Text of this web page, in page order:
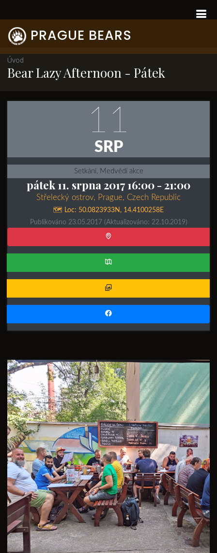
PRAGUE BEARS
Úvod
Bear Lazy Afternoon - Pátek
11
SRP
Setkání, Medvědí akce
pátek 11. srpna 2017 16:00- 21:00
Střelecký ostrov, Prague, Czech Republic
🗺️ Loc: 50.0823933N , 14.4100258E
Publikováno 23.05.2017 (Aktualizováno: 22.10.2019)